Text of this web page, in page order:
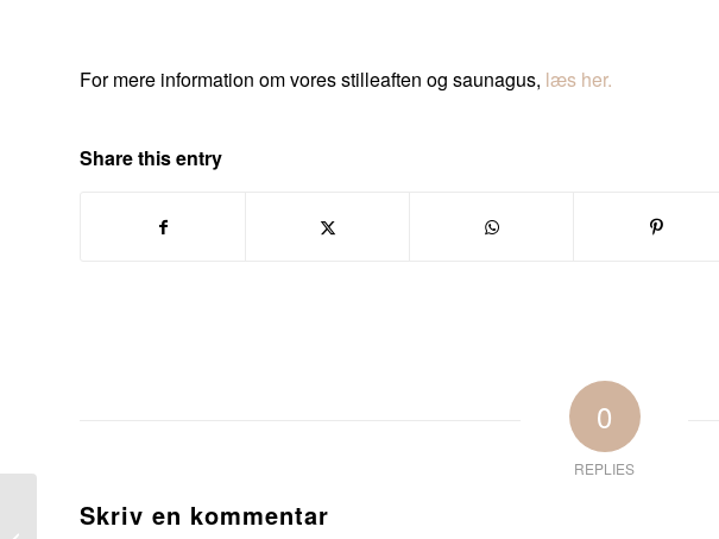
For mere information om vores stilleaften og saunagus, læs her.
Share this entry
0
REPLIES
Skriv en kommentar
21.11.23 – Stilleaften